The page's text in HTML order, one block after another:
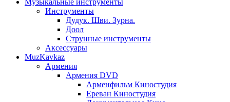
Музыкальные инструменты
Инструменты
Дудук. Шви. Зурна.
Доол
Струнные инструменты
Аксессуары
MuzKavkaz
Армения
Армения DVD
Арменфильм Киностудия
Ереван Киностудия